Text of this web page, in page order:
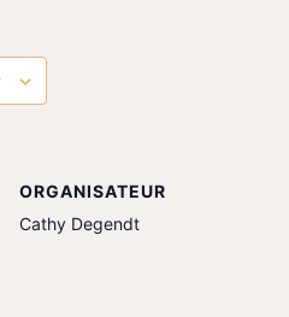
ORGANISATEUR
Cathy Degendt